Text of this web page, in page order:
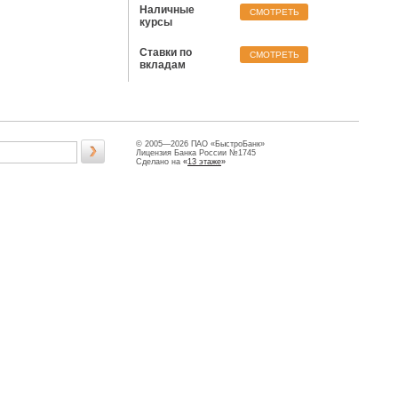
Наличные
курсы
CМОТРЕТЬ
Ставки по
вкладам
CМОТРЕТЬ
© 2005—2026 ПАО «БыстроБанк»
Лицензия Банка России №1745
Сделано на «13 этаже»